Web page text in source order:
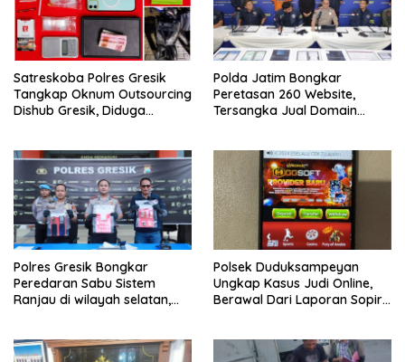
Satreskoba Polres Gresik
Tangkap Oknum Outsourcing
Dishub Gresik, Diduga
Polda Jatim Bongkar
Peretasan 260 Website,
Tersangka Jual Domain
Polres Gresik Bongkar
Peredaran Sabu Sistem
Ranjau di wilayah selatan,
Polsek Duduksampeyan
Ungkap Kasus Judi Online,
Berawal Dari Laporan Sopir